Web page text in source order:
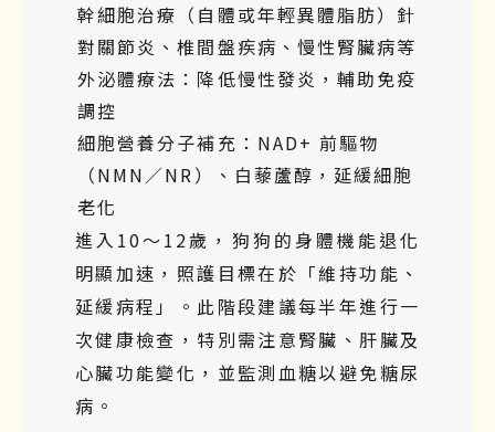
幹細胞治療（自體或年輕異體脂肪）針
對關節炎、椎間盤疾病、慢性腎臟病等
外泌體療法：降低慢性發炎，輔助免疫
調控
細胞營養分子補充：NAD+ 前驅物
（NMN／NR）、白藜蘆醇，延緩細胞
老化
進入10～12歲，狗狗的身體機能退化
明顯加速，照護目標在於「維持功能、
延緩病程」。此階段建議每半年進行一
次健康檢查，特別需注意腎臟、肝臟及
心臟功能變化，並監測血糖以避免糖尿
病。